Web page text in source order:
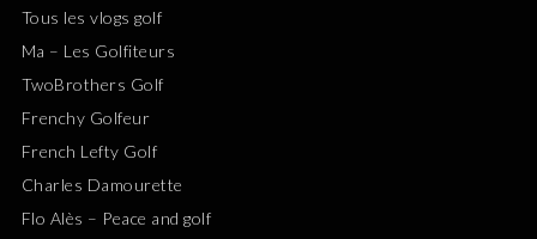
Tous les vlogs golf
Ma – Les Golfiteurs
TwoBrothers Golf
Frenchy Golfeur
French Lefty Golf
Charles Damourette
Flo Alès – Peace and golf